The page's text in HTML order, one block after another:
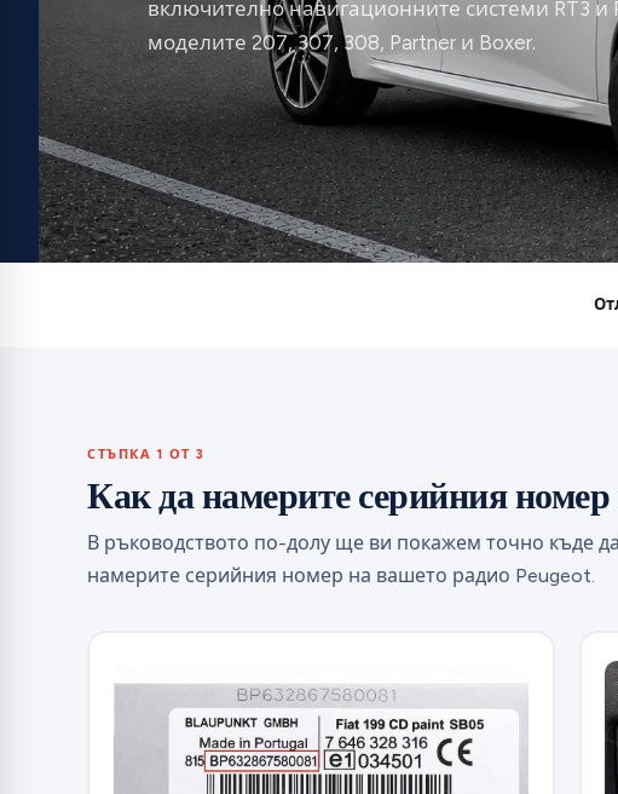
включително навигационните системи RT3 и
моделите 207, 307, 308, Partner и Boxer.
СТЪПКА 1 ОТ 3
Как да намерите серийния
В ръководството по-долу ще ви покажем точно къде да
намерите серийния номер на вашето радио Peugeot.